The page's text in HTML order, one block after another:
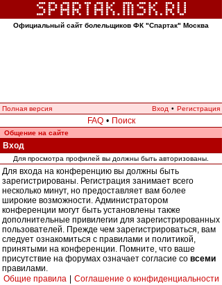
Официальный сайт болельщиков ФК "Спартак" Москва
Полная версия Вход • Регистрация
FAQ • Поиск
Общение на сайте
Вход
Для просмотра профилей вы должны быть авторизованы.
Для входа на конференцию вы должны быть
зарегистрированы. Регистрация занимает всего
несколько минут, но предоставляет вам более
широкие возможности. Администратором
конференции могут быть установлены также
дополнительные привилегии для зарегистрированных
пользователей. Прежде чем зарегистрироваться, вам
следует ознакомиться с правилами и политикой,
принятыми на конференции. Помните, что ваше
присутствие на форумах означает согласие со всеми
правилами.
Общие правила
Соглашение о конфиденциальности